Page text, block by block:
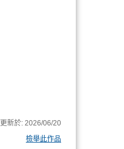
更新於: 2026/06/20
檢舉此作品